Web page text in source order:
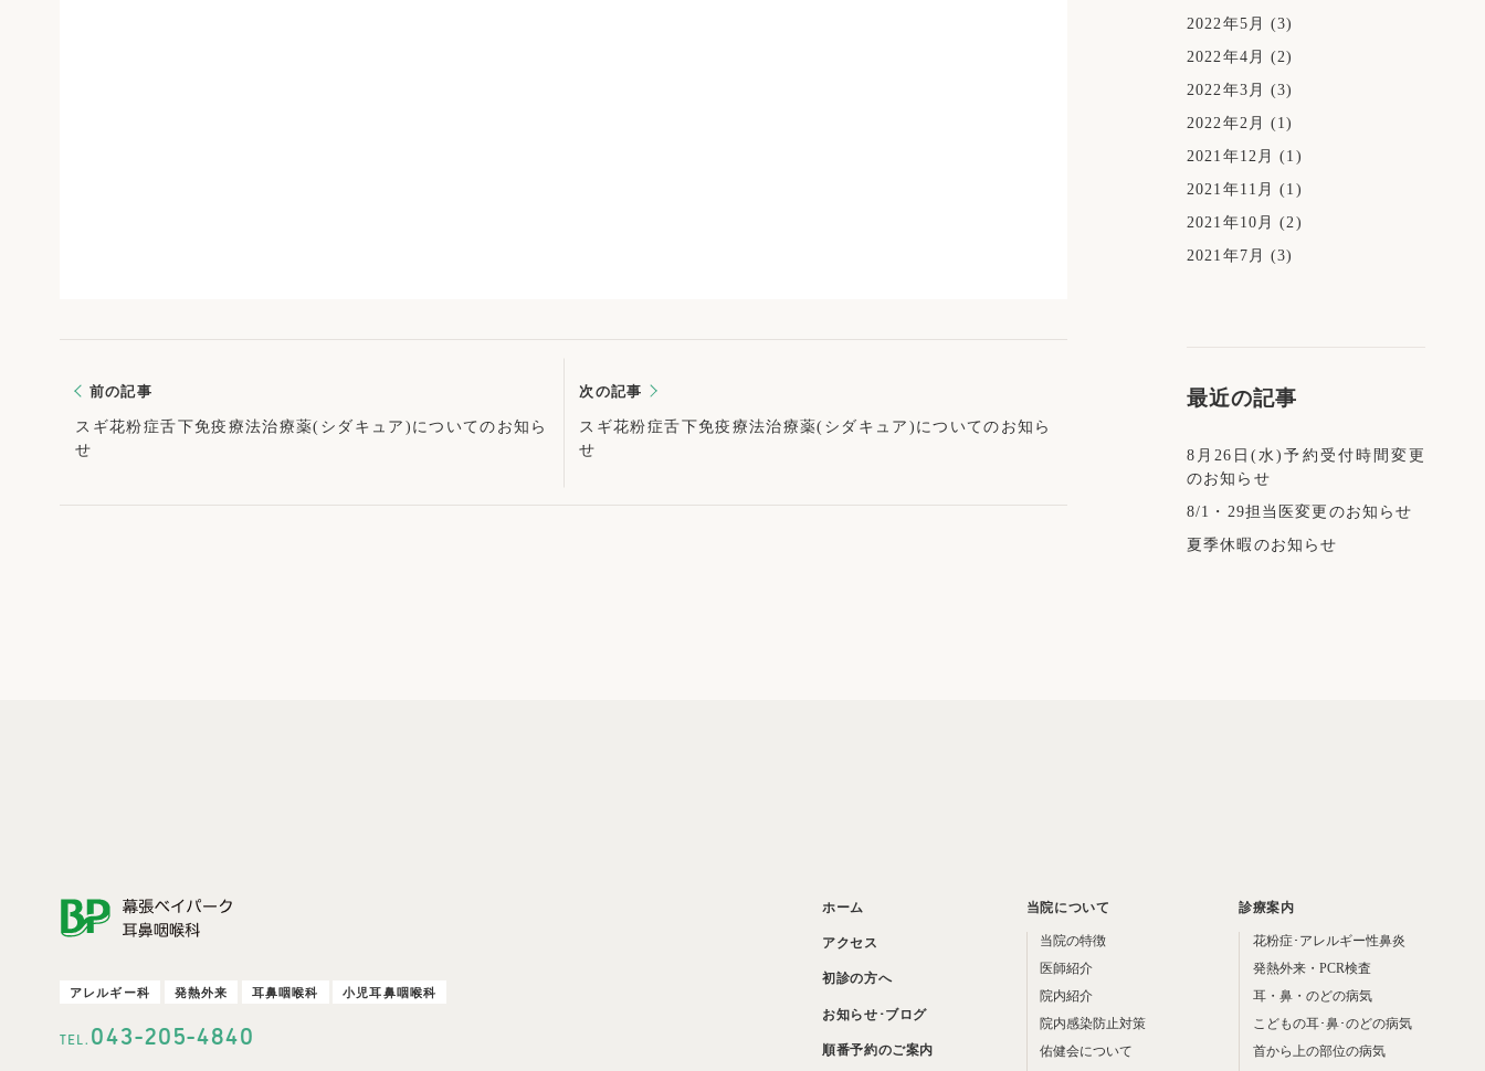
前の記事
スギ花粉症舌下免疫療法治療薬(シダキュア)についてのお知ら
せ
次の記事
スギ花粉症舌下免疫療法治療薬(シダキュア)についてのお知ら
せ
2022年5月
(3)
2022年4月
(2)
2022年3月
(3)
2022年2月
(1)
2021年12月
(1)
2021年11月
(1)
2021年10月
(2)
2021年7月
(3)
最近の記事
8月26日(水)予約受付時間変更
のお知らせ
8/1・29担当医変更のお知らせ
夏季休暇のお知らせ
ア レ ルギ ー科 発熱外来 耳鼻咽 喉科 小児耳鼻咽 喉科
TEL. 043-205-4840
ホーム
アクセス
初診の方へ
お知らせ･ブログ
順番予約のご案内
当院について
当院の特徴
医師紹介
院内紹介
院内感染防止対策
佑健会について
診療案内
花粉症･アレルギー性鼻炎
発熱外来・PCR検査
耳・鼻・のどの病気
こどもの耳･鼻･のどの病気
首から上の部位の病気